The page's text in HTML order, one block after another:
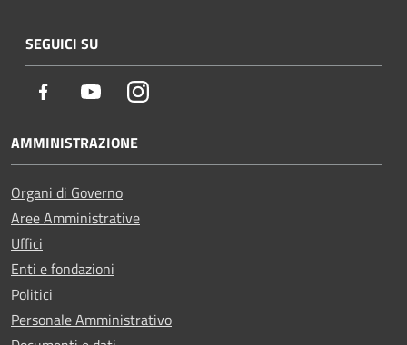
SEGUICI SU
Facebook YoutubeInstagram
AMMINISTRAZIONE
Organi di Governo
Aree Amministrative
Uffici
Enti e fondazioni
Politici
Personale Amministrativo